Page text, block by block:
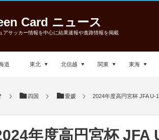
Card ニュース
アサッカー情報を中心に結果速報や進路情報を掲載
道 東北 北信越 関東 東海
四国 愛媛 2024年度高円宮杯 JFA U-
年度高円宮杯 JFA